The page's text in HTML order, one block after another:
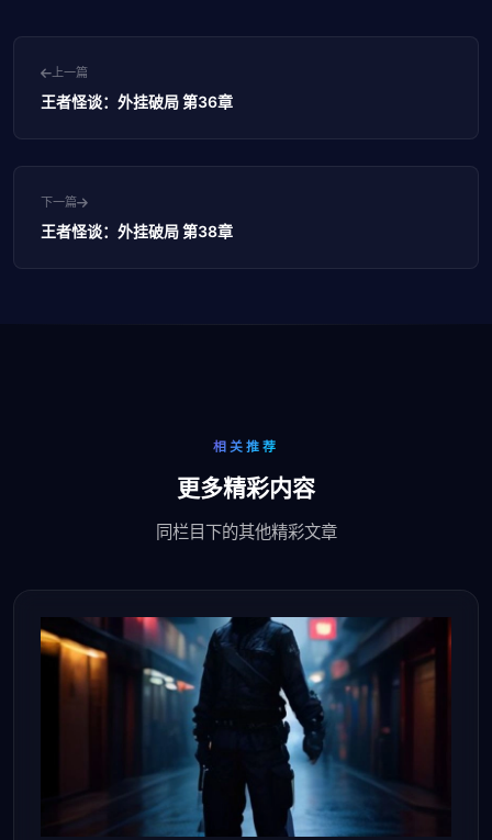
上一篇
王者怪谈：外挂破局 第36章
下一篇
王者怪谈：外挂破局 第38章
相关推荐
更多精彩内容
同栏目下的其他精彩文章